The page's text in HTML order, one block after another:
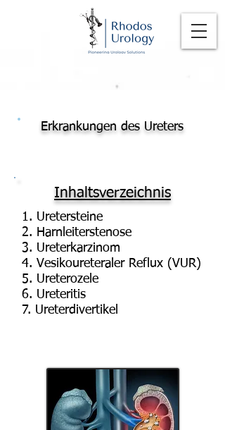
Erkrankungen des Ureters
Inhaltsverzeichnis
1. Uretersteine
2. Harnleiterstenose
3. Ureterkarzinom
4. Vesikoureteraler Reflux (VUR)
5. Ureterozele
6. Ureteritis
7. Ureterdivertikel